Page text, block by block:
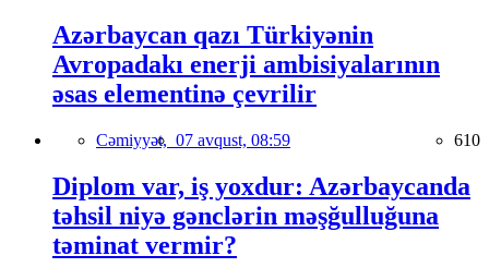
Azərbaycan qazı Türkiyənin
Avropadakı enerji ambisiyalarının
əsas elementinə çevrilir
Cəmiyyət, 07 avqust, 08:59 610
Diplom var, iş yoxdur: Azərbaycanda
təhsil niyə gənclərin məşğulluğuna
təminat vermir?